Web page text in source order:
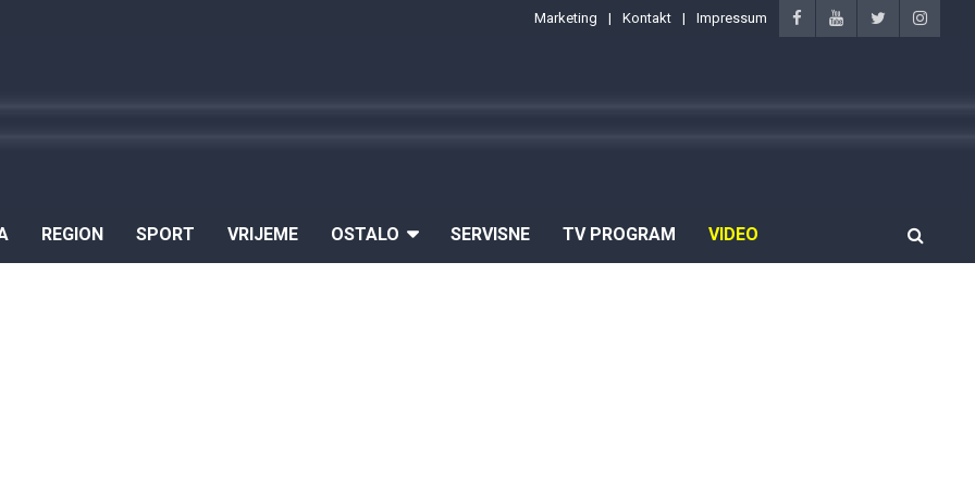
Marketing Kontakt Impressum
REGION SPORT VRIJEME OSTALO SERVISNE TV PROGRAM VIDEO